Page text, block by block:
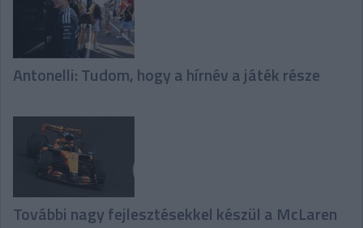
Antonelli: Tudom, hogy a hírnév a játék része
További nagy fejlesztésekkel készül a McLaren